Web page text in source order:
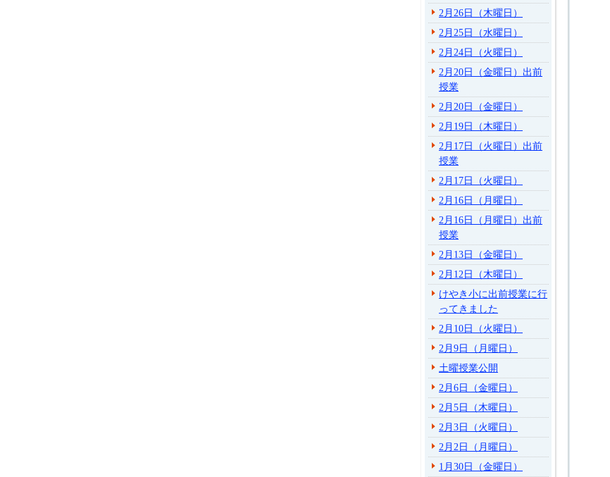
2月26日（木曜日）
2月25日（水曜日）
2月24日（火曜日）
2月20日（金曜日）出前
授業
2月20日（金曜日）
2月19日（木曜日）
2月17日（火曜日）出前
授業
2月17日（火曜日）
2月16日（月曜日）
2月16日（月曜日）出前
授業
2月13日（金曜日）
2月12日（木曜日）
けやき小に出前授業に行
ってきました
2月10日（火曜日）
2月9日（月曜日）
土曜授業公開
2月6日（金曜日）
2月5日（木曜日）
2月3日（火曜日）
2月2日（月曜日）
1月30日（金曜日）